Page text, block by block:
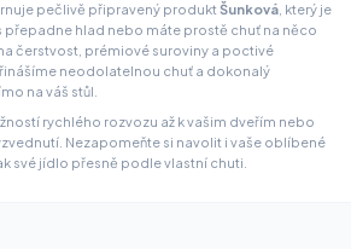
pečlivě připravený produktŠunková , který je
přepadne hlad nebo máte prostě chuť na něco
čerstvost, prémiové suroviny a poctivé
neodolatelnou chuť a dokonalý
na váš stůl.
rychlého rozvozu až k vašim dveřím nebo
Nezapomeňte si navolit i vaše oblíbené
své jídlo přesně podle vlastní chuti.